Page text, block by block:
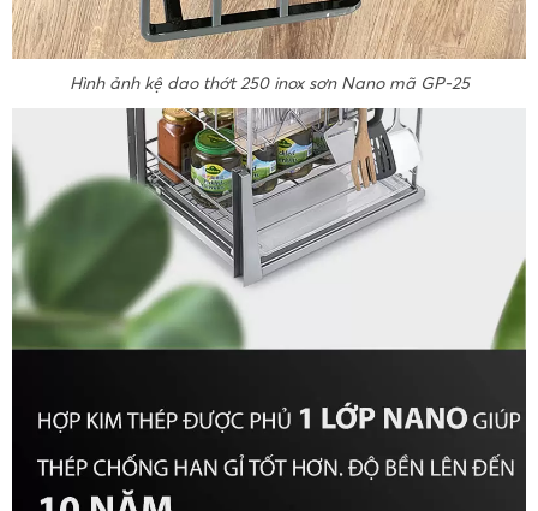
Hình ảnh kệ dao thớt 250 inox sơn Nano mã GP-25